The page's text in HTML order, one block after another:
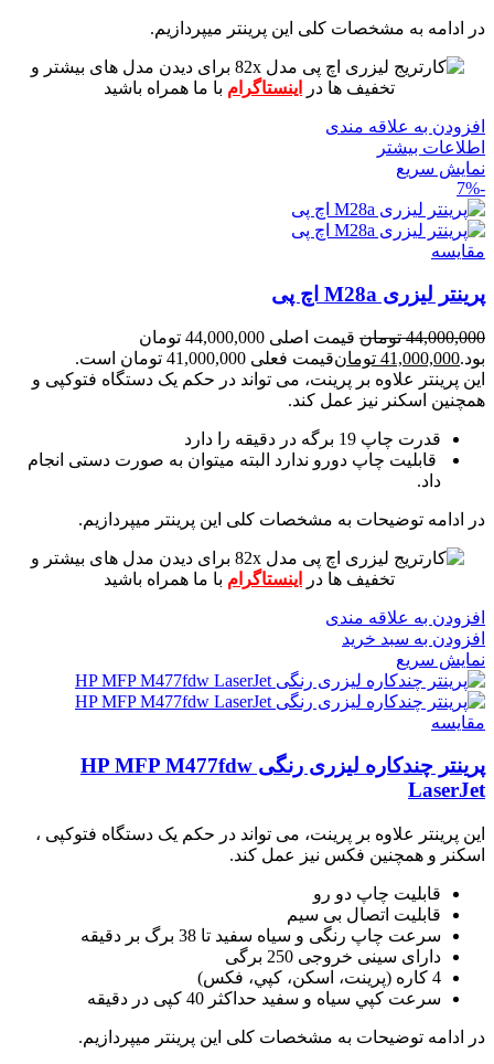
در ادامه به مشخصات کلی این پرینتر میپردازیم.
برای دیدن مدل های بیشتر و
تخفیف ها در
اینستاگرام با ما همراه باشید
افزودن به علاقه مندی
اطلاعات بیشتر
نمایش سریع
-7%
مقايسه
پرینتر لیزری M28a اچ پی
44,000,000 تومان
قیمت اصلی 44,000,000 تومان
بود.41,000,000 تومانقیمت فعلی 41,000,000 تومان است.
این پرینتر علاوه بر پرینت، می تواند در حکم یک دستگاه فتوکپی و
همچنین اسکنر نیز عمل کند.
قدرت چاپ 19 برگه در دقیقه را دارد
قابلیت چاپ دورو ندارد البته میتوان به صورت دستی انجام
داد.
در ادامه توضیحات به مشخصات کلی این پرینتر میپردازیم.
برای دیدن مدل های بیشتر و
تخفیف ها در
اینستاگرام با ما همراه باشید
افزودن به علاقه مندی
افزودن به سبد خرید
نمایش سریع
مقايسه
پرینتر چندکاره لیزری رنگی HP MFP M477fdw
LaserJet
این پرینتر علاوه بر پرینت، می تواند در حکم یک دستگاه فتوکپی ،
اسکنر و همچنین فکس نیز عمل کند.
قابلیت چاپ دو رو
قابلیت اتصال بی سیم
سرعت چاپ رنگی و سیاه سفید تا 38 برگ بر دقیقه
دارای سینی خروجی 250 برگی
4 کاره (پرينت، اسکن، کپي، فکس)
سرعت کپي سياه و سفيد حداکثر 40 کپی در دقیقه
در ادامه توضیحات به مشخصات کلی این پرینتر میپردازیم.